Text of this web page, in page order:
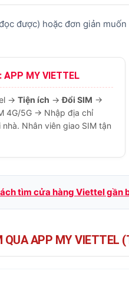
được) hoặc đơn giản
APP MY VIETTEL
→Tiện ích →Đổi SIM →
4G/5G → Nhập địa chỉ
nhà. Nhân viên giao SIM tận
tìm cửa hàng Viettel gần
QUA APP MY VIETTEL